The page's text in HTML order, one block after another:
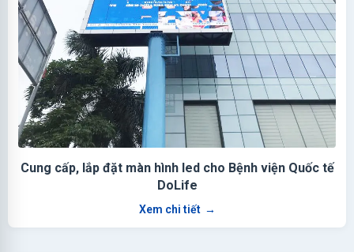
Cung cấp, lắp đặt màn hình led cho Bệnh viện Quốc tế
DoLife
Xem chi tiết →